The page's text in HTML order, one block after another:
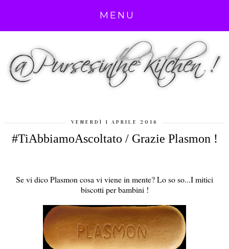
MENU
VENERDÌ 1 APRILE 2016
#TiAbbiamoAscoltato / Grazie Plasmon !
Se vi dico Plasmon cosa vi viene in mente? Lo so so...I mitici
biscotti per bambini !